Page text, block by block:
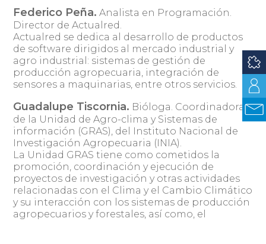
Federico Peña. Analista en Programación.
Director de Actualred.
Actualred se dedica al desarrollo de productos
de software dirigidos al mercado industrial y
agro industrial: sistemas de gestión de
producción agropecuaria, integración de
sensores a maquinarias, entre otros servicios.
Guadalupe Tiscornia. Bióloga. Coordinadora
de la Unidad de Agro-clima y Sistemas de
información (GRAS), del Instituto Nacional de
Investigación Agropecuaria (INIA).
La Unidad GRAS tiene como cometidos la
promoción, coordinación y ejecución de
proyectos de investigación y otras actividades
relacionadas con el Clima y el Cambio Climático
y su interacción con los sistemas de producción
agropecuarios y forestales, así como, el